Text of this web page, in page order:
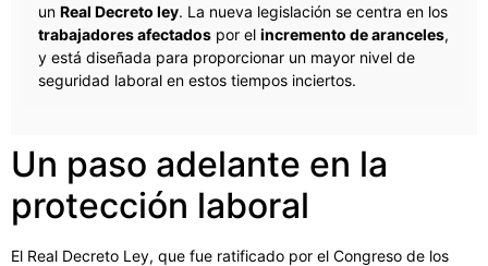
un Real Decreto ley. La nueva legislación se centra en los
trabajadores afectados por el incremento de aranceles,
y está diseñada para proporcionar un mayor nivel de
seguridad laboral en estos tiempos inciertos.
Un paso adelante en la
protección laboral
El Real Decreto Ley, que fue ratificado por el Congreso de los